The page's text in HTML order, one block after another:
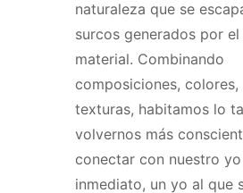
naturaleza que se
surcos generados por
material. Combinando
composiciones,
texturas, habitamos lo
volvernos más
conectar con nuestro
inmediato, un yo al que